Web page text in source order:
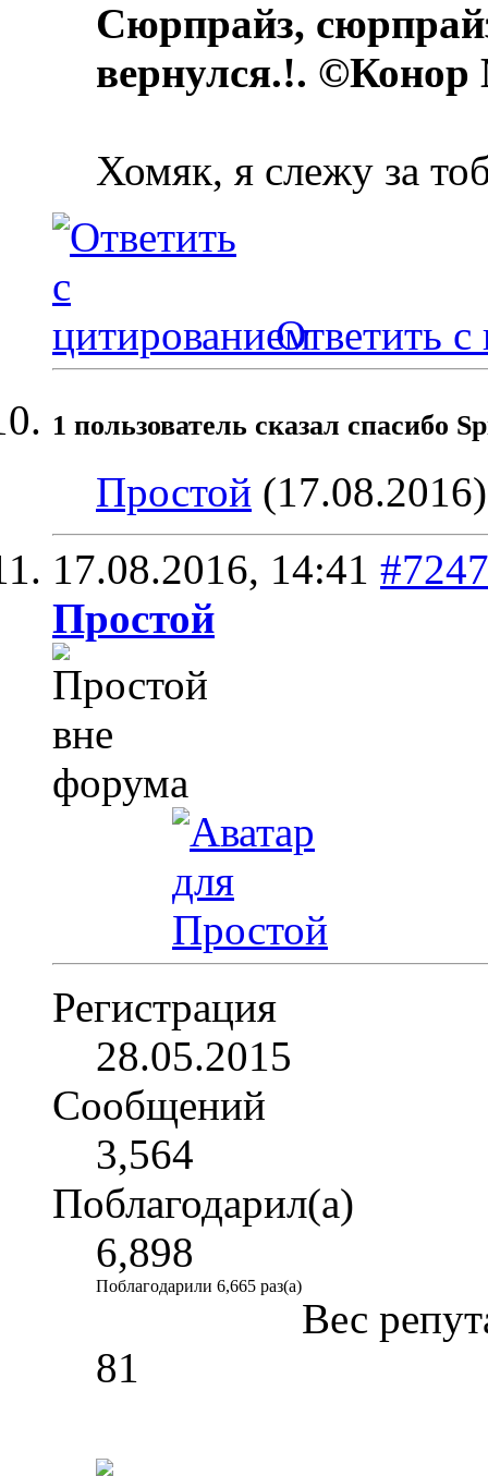
Сюрпрайз,
вернулся.!.
Хомяк, я слежу за
Ответить с
1 пользователь сказал cпасибо
Простой (17.08.2016)
17.08.2016, 14:41 #7247
Простой
Регистрация
28.05.2015
Сообщений
3,564
Поблагодарил(а)
6,898
Поблагодарили 6,665 раз(а)
Вес
81